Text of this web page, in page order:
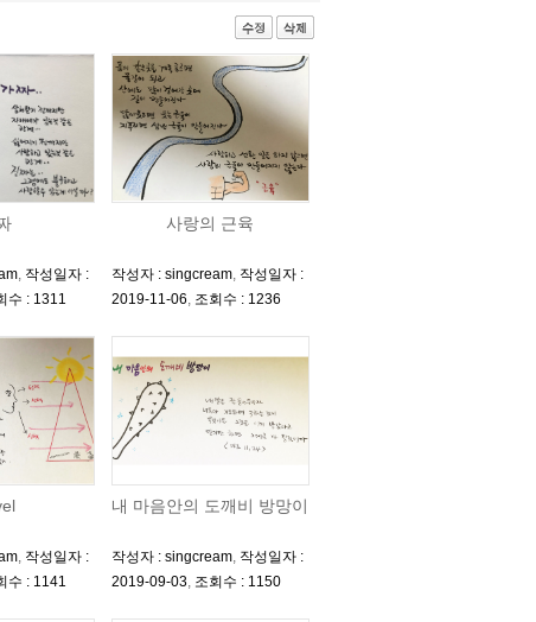
, 작성일자 :
수 : 1311
사랑의 근육
작성자 : singcream, 작성일자 :
2019-11-06, 조회수 : 1236
, 작성일자 :
수 : 1141
내 마음안의 도깨비 방망이
작성자 : singcream, 작성일자 :
2019-09-03, 조회수 : 1150